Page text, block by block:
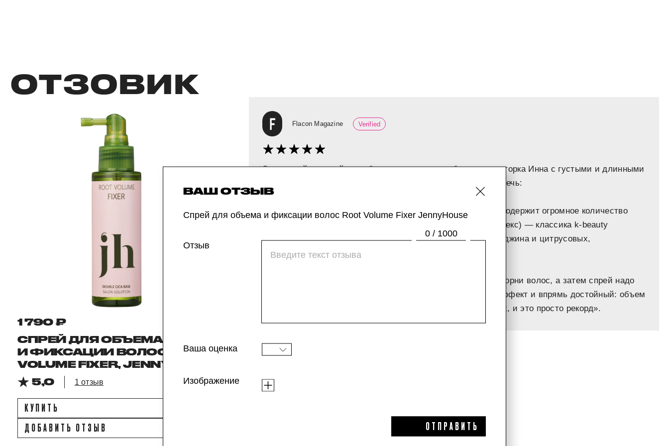
ОТЗОВИК
1 790 ₽
СПРЕЙ ДЛЯ ОБЪЕМА
И ФИКСАЦИИ ВОЛОС ROOT
VOLUME FIXER, JENNYHOUSE
5,0
1 отзыв
КУПИТЬ
ДОБАВИТЬ ОТЗЫВ
ВАШ ОТЗЫВ
Спрей для объема и фиксации волос Root Volume Fixer JennyHouse
Отзыв
0 / 1000
Ваша оценка
Изображение
ОТПРАВИТЬ
Flacon Magazine Verified
Этот спрей от корейского бренда тестировала бьюти-редакторка Инна с густыми и длинными
волосами, которые плохо держат объем. Далее — прямая речь:
«Для идеальной укладки, как у корейских айдолов! Спрей содержит огромное количество
ухаживающих компонентов (кератин, церамиды, cica-комплекс) — классика k-beauty
и приятный бонус. Аромат напоминает коктейли на основе джина и цитрусовых,
но не переживайте, спиртным вы пахнуть не будете.
Удобный носик позволяет прицельно нанести средство на корни волос, а затем спрей надо
распылить на всю длину, чтобы зафиксировать укладку. Эффект и впрямь достойный: объем
продержался пару часов даже на длинных тяжелых волосах, и это просто рекорд».